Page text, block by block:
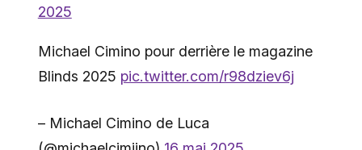
2025
Michael Cimino pour derrière le magazine
Blinds 2025 pic.twitter.com/r98dziev6j
– Michael Cimino de Luca